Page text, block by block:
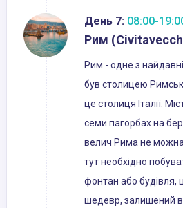
День 7: 08:00-
Рим
Рим - одне з
був столицею
це столиця Італії.
семи пагорбах на
велич Рима не
тут необхідно
фонтан або будівля,
шедевр, залишений